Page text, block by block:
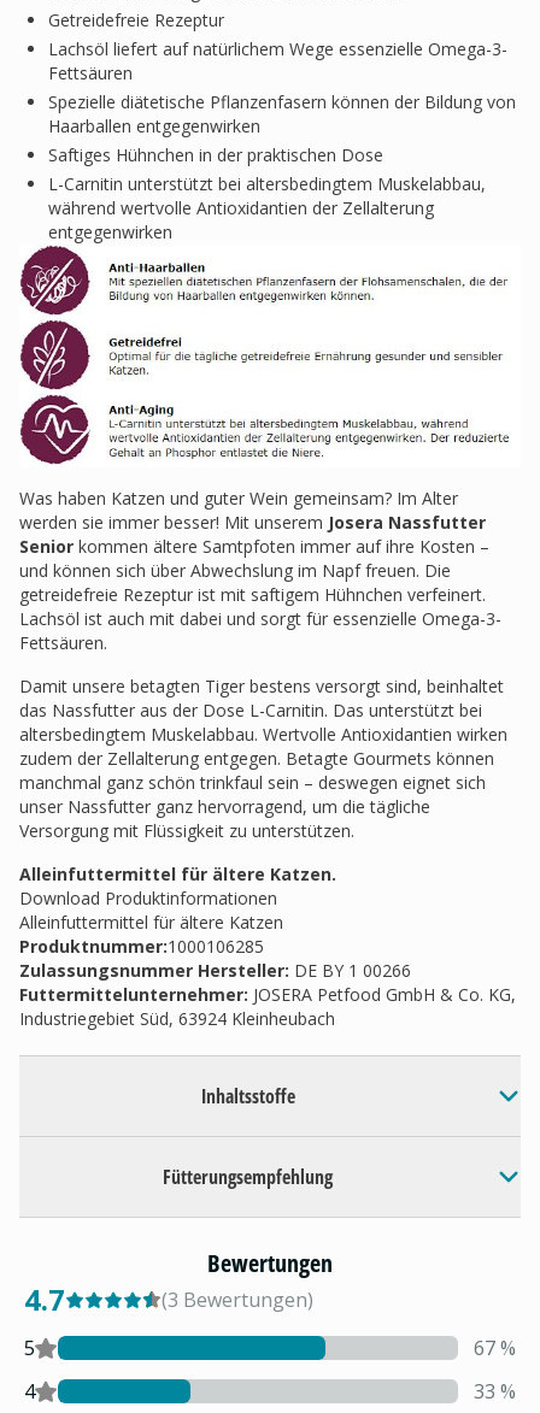
Getreidefreie Rezeptur
Lachsöl liefert auf natürlichem Wege essenzielle Omega-3-
Fettsäuren
Spezielle diätetische Pflanzenfasern können der Bildung von
Haarballen entgegenwirken
Saftiges Hühnchen in der praktischen Dose
L-Carnitin unterstützt bei altersbedingtem Muskelabbau,
während wertvolle Antioxidantien der Zellalterung
entgegenwirken
Was haben Katzen und guter Wein gemeinsam? Im Alter
werden sie immer besser! Mit unserem Josera Nassfutter
Senior kommen ältere Samtpfoten immer auf ihre Kosten –
und können sich über Abwechslung im Napf freuen. Die
getreidefreie Rezeptur ist mit saftigem Hühnchen verfeinert.
Lachsöl ist auch mit dabei und sorgt für essenzielle Omega-3-
Fettsäuren.
Damit unsere betagten Tiger bestens versorgt sind, beinhaltet
das Nassfutter aus der Dose L-Carnitin. Das unterstützt bei
altersbedingtem Muskelabbau. Wertvolle Antioxidantien wirken
zudem der Zellalterung entgegen. Betagte Gourmets können
manchmal ganz schön trinkfaul sein – deswegen eignet sich
unser Nassfutter ganz hervorragend, um die tägliche
Versorgung mit Flüssigkeit zu unterstützen.
Alleinfuttermittel für ältere Katzen.
Download Produktinformationen
Alleinfuttermittel für ältere Katzen
Produktnummer:1000106285
Zulassungsnummer Hersteller: DE BY 1 00266
Futtermittelunternehmer: JOSERA Petfood GmbH & Co. KG,
Industriegebiet Süd, 63924 Kleinheubach
Inhaltsstoffe
Fütterungsempfehlung
Bewertungen
4.7 (3 Bewertungen)
5
67%
4
33 %